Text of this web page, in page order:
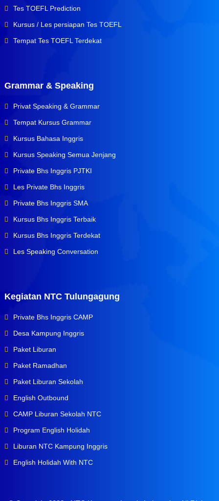
Tes TOEFL Prediction
Kursus / Les persiapan Tes TOEFL
Tempat Tes TOEFL Terdekat
Grammar & Speaking
Privat Speaking & Grammar
Tempat Kursus Grammar
Kursus Bahasa Inggris
Kursus Speaking Semua Jenjang
Private Bhs Inggris PJTKI
Les Private Bhs Inggris
Private Bhs Inggris SMA
Kursus Bhs Inggris Terbaik
Kursus Bhs Inggris Terdekat
Les Speaking Conversation
Kegiatan NTC Tulungagung
Private Bhs Inggris CAMP
Desa Kampung Inggris
Paket Liburan
Paket Ramadhan
Paket Liburan Sekolah
English Outbound
CAMP Liburan Sekolah NTC
Program English Holidah
Liburan NTC Kampung Inggris
English Holidah With NTC